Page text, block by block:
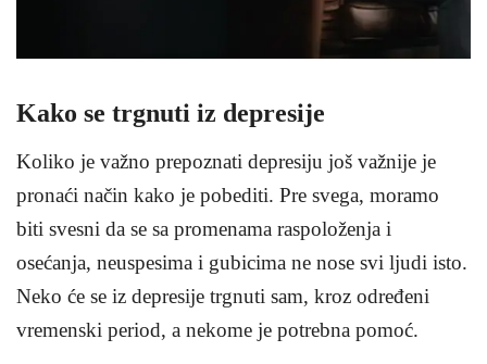
Kako se trgnuti iz depresije
Koliko je važno prepoznati depresiju još važnije je
pronaći način kako je pobediti. Pre svega, moramo
biti svesni da se sa promenama raspoloženja i
osećanja, neuspesima i gubicima ne nose svi ljudi isto.
Neko će se iz depresije trgnuti sam, kroz određeni
vremenski period, a nekome je potrebna pomoć.